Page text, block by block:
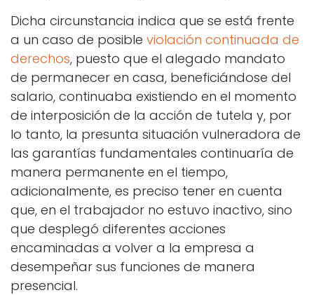
Dicha circunstancia indica que se está frente
a un caso de posible violación continuada de
derechos, puesto que el alegado mandato
de permanecer en casa, beneficiándose del
salario, continuaba existiendo en el momento
de interposición de la acción de tutela y, por
lo tanto, la presunta situación vulneradora de
las garantías fundamentales continuaría de
manera permanente en el tiempo,
adicionalmente, es preciso tener en cuenta
que, en el trabajador no estuvo inactivo, sino
que desplegó diferentes acciones
encaminadas a volver a la empresa a
desempeñar sus funciones de manera
presencial.